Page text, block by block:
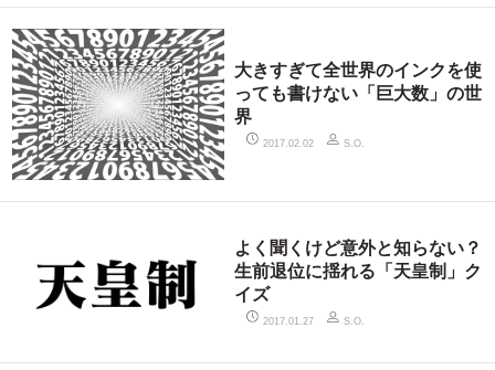
大きすぎて全世界のインクを使
っても書けない「巨大数」の世
界
2017.02.02 S.O.
よく聞くけど意外と知らない？
生前退位に揺れる「天皇制」ク
イズ
2017.01.27 S.O.